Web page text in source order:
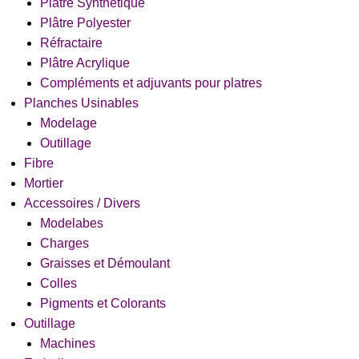
Plâtre Polyester
Réfractaire
Plâtre Acrylique
Compléments et adjuvants pour platres
Planches Usinables
Modelage
Outillage
Fibre
Mortier
Accessoires / Divers
Modelabes
Charges
Graisses et Démoulant
Colles
Pigments et Colorants
Outillage
Machines